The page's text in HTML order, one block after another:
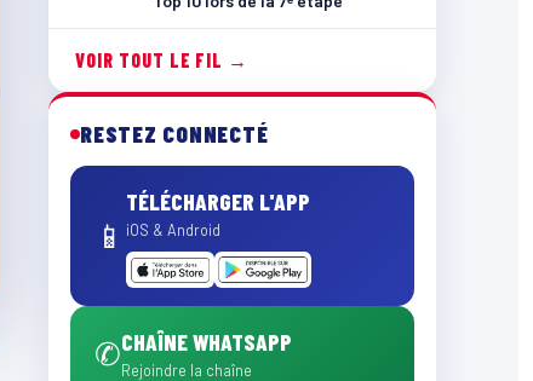
VOIR TOUT LE FIL →
RESTEZ CONNECTÉ
📱
TÉLÉCHARGER L'APP
iOS & Android
✆CHAÎNE WHATSAPP
Rejoindre la chaîne